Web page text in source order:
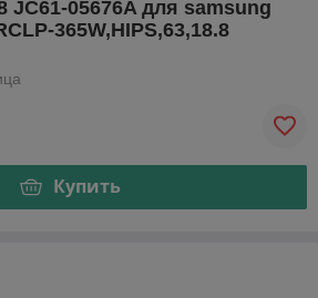
JC61-05676A для samsung
365W,HIPS,63,18.8
Купить